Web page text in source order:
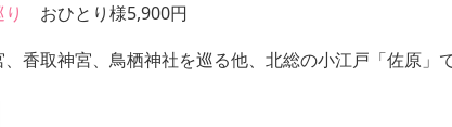
おひとり様5,900円
香取神宮、鳥栖神社を巡る他、北総の小江戸「佐原」